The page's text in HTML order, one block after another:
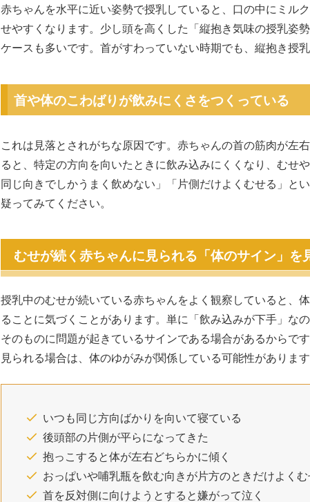
赤ちゃんを水平に近い姿勢で授乳していると、口の中にミル
せやすくなります。少し頭を高くした「縦抱き気味の授乳姿
ケースも多いです。首がすわっていない時期でも、縦抱き授乳
首や体のこわばりが飲みにくさをつくっている
これは見落とされがちな原因です。赤ちゃんの首の筋肉が左
ると、特定の方向を向いたときに飲み込みにくくなり、むせ
同じ向きでしかうまく飲めない」「片側だけよくむせる」と
疑ってみてください。
むせが続く赤ちゃんに見られる「体のサイン」を
授乳中のむせが続いている赤ちゃんをよく観察していると、
ることに気づくことがあります。単に「飲み込みが下手」な
そのものに問題が起きているサインである場合があるからで
見られる場合は、体のゆがみが関係している可能性があります
いつも同じ方向ばかりを向いて寝ている
後頭部の片側が平らになってきた
抱っこすると体が左右どちらかに傾く
おっぱいや哺乳瓶を飲む向きが片方のときだけよくむ
首を反対側に向けようとすると嫌がって泣く